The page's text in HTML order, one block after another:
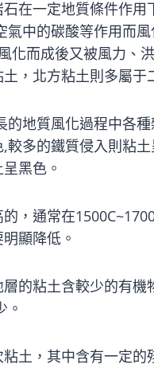
在一定地質條件作
氣中的碳酸等作用而
化而成後又被風力、
，北方粘土則多屬于
的地質風化過程中各
較多的鐵質侵入則粘
黑色。
，通常在
顯降低。
的粘土含較少的有
。
土，其中含有一定